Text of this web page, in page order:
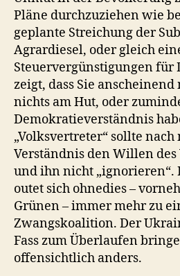
Pläne durchzuziehen wie
geplante Streichung der
Agrardiesel, oder gleich
Steuervergünstigungen für
zeigt, dass Sie
nichts am Hut, oder
Demokratieverständnis
„Volksvertreter“ sollte
Verständnis den Willen
und ihn nicht
outet sich ohnedies –
Grünen – immer mehr zu
Zwangskoalition. Der
Fass zum Überlaufen
offensichtlich anders.